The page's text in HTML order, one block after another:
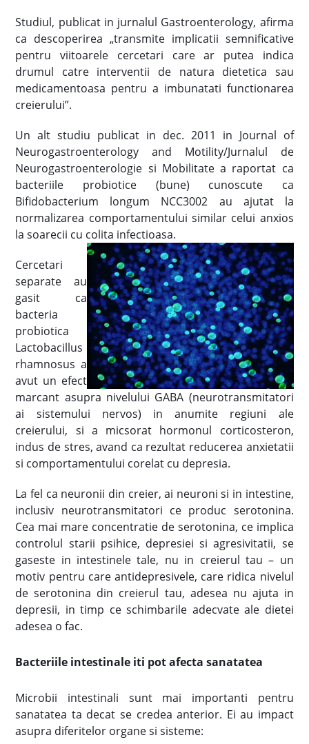
Studiul, publicat in jurnalul Gastroenterology, afirma
ca descoperirea „transmite implicatii semnificative
pentru viitoarele cercetari care ar putea indica
drumul catre interventii de natura dietetica sau
medicamentoasa pentru a imbunatati functionarea
creierului”.
Un alt studiu publicat in dec. 2011 in Journal of
Neurogastroenterology and Motility/Jurnalul de
Neurogastroenterologie si Mobilitate a raportat ca
bacteriile probiotice (bune) cunoscute ca
Bifidobacterium longum NCC3002 au ajutat la
normalizarea comportamentului similar celui anxios
la soarecii cu colita infectioasa.
Cercetari
separate au
gasit ca
bacteria
probiotica
Lactobacillus
rhamnosus a
avut un efect
marcant asupra nivelului GABA (neurotransmitatori
ai sistemului nervos) in anumite regiuni ale
creierului, si a micsorat hormonul corticosteron,
indus de stres, avand ca rezultat reducerea anxietatii
si comportamentului corelat cu depresia.
La fel ca neuronii din creier, ai neuroni si in intestine,
inclusiv neurotransmitatori ce produc serotonina.
Cea mai mare concentratie de serotonina, ce implica
controlul starii psihice, depresiei si agresivitatii, se
gaseste in intestinele tale, nu in creierul tau – un
motiv pentru care antidepresivele, care ridica nivelul
de serotonina din creierul tau, adesea nu ajuta in
depresii, in timp ce schimbarile adecvate ale dietei
adesea o fac.
Bacteriile intestinale iti pot afecta sanatatea
Microbii intestinali sunt mai importanti pentru
sanatatea ta decat se credea anterior. Ei au impact
asupra diferitelor organe si sisteme: